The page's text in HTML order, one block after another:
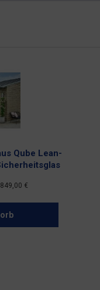
Qube Lean-
€